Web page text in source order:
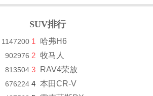
1147200
902976
813504
676224
SUV排行
1 哈弗H6
2 牧马人
3 RAV4荣放
4 本田CR-V